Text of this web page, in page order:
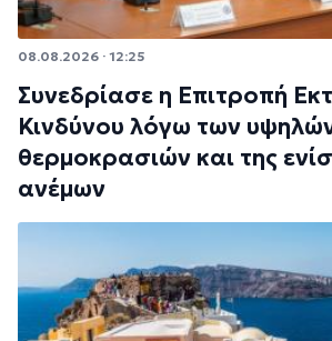
08.08.2026 · 12:25
Συνεδρίασε η Επιτροπή
Κινδύνου λόγω των
θερμοκρασιών και της
ανέμων